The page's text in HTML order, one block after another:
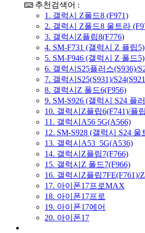
추천검색어 :
1. 갤럭시 Z폴드8 (F971)
2. 갤럭시 Z폴드8 울트라
3. 갤럭시Z플립8(F776)
4. SM-F731 (갤럭시 Z 플립5)
5. SM-F946 (갤럭시 Z 폴드5)
6. 갤럭시S25플러스(S936)/
7. 갤럭시S25(S931)/
8. 갤럭시Z 폴드6(F956)
9. SM-S926 (갤럭시 S24 플
10. 갤럭시Z플립6(F741)/플
11. 갤럭시A56 5G(A566)
12. SM-S928 (갤럭시 S24 울
13. 갤럭시A53_5G(A536)
14. 갤럭시Z플립7(F766)
15. 갤럭시Z 폴드7(F966)
16. 갤럭시Z플립7FE(F761)/
17. 아이폰17프로MAX
18. 아이폰17프로
19. 아이폰17에어
20. 아이폰17